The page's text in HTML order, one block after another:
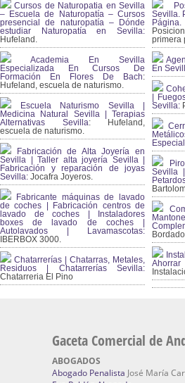
Cursos de Naturopatia en Sevilla
– Escuela de Naturopatía – Cursos
presencial de naturopatía – Dónde
estudiar Naturopatía en Sevilla:
Hufeland.
Academia En Sevilla
Especializada En Cursos De
Formación En Flores De Bach:
Hufeland, escuela de naturismo.
Escuela Naturismo Sevilla |
Medicina Natural Sevilla | Terapias
Alternativas Sevilla: Hufeland,
escuela de naturismo.
Fabricación de Alta Joyería en
Sevilla | Taller alta joyería Sevilla |
Fabricación y reparación de joyas
Sevilla: Jocafra Joyeros.
Fabricante máquinas de lavado
de coches | Fabricación centros de
lavado de coches | Instaladores
boxes de lavado de coches |
Autolavados | Lavamascotas:
IBERBOX 3000.
Chatarrerías | Chatarras, Metales,
Residuos | Chatarrerías Sevilla:
Chatarreria El Pino
Sevilla.
primera
En
|
Sevilla:
Sevilla
Gaceta Comercial de
ABOGADOS
Abogado Penalista José María